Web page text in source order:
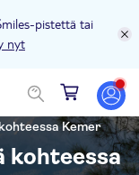
pistettä tai
nyt
Kemer
kohteessa